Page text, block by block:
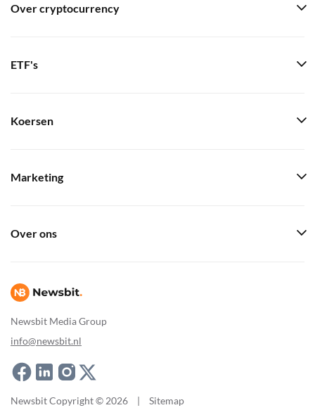
Newsbit Media Group
info@newsbit.nl
Over cryptocurrency
ETF's
Koersen
Marketing
Over ons
Newsbit Copyright © 2026 | Sitemap